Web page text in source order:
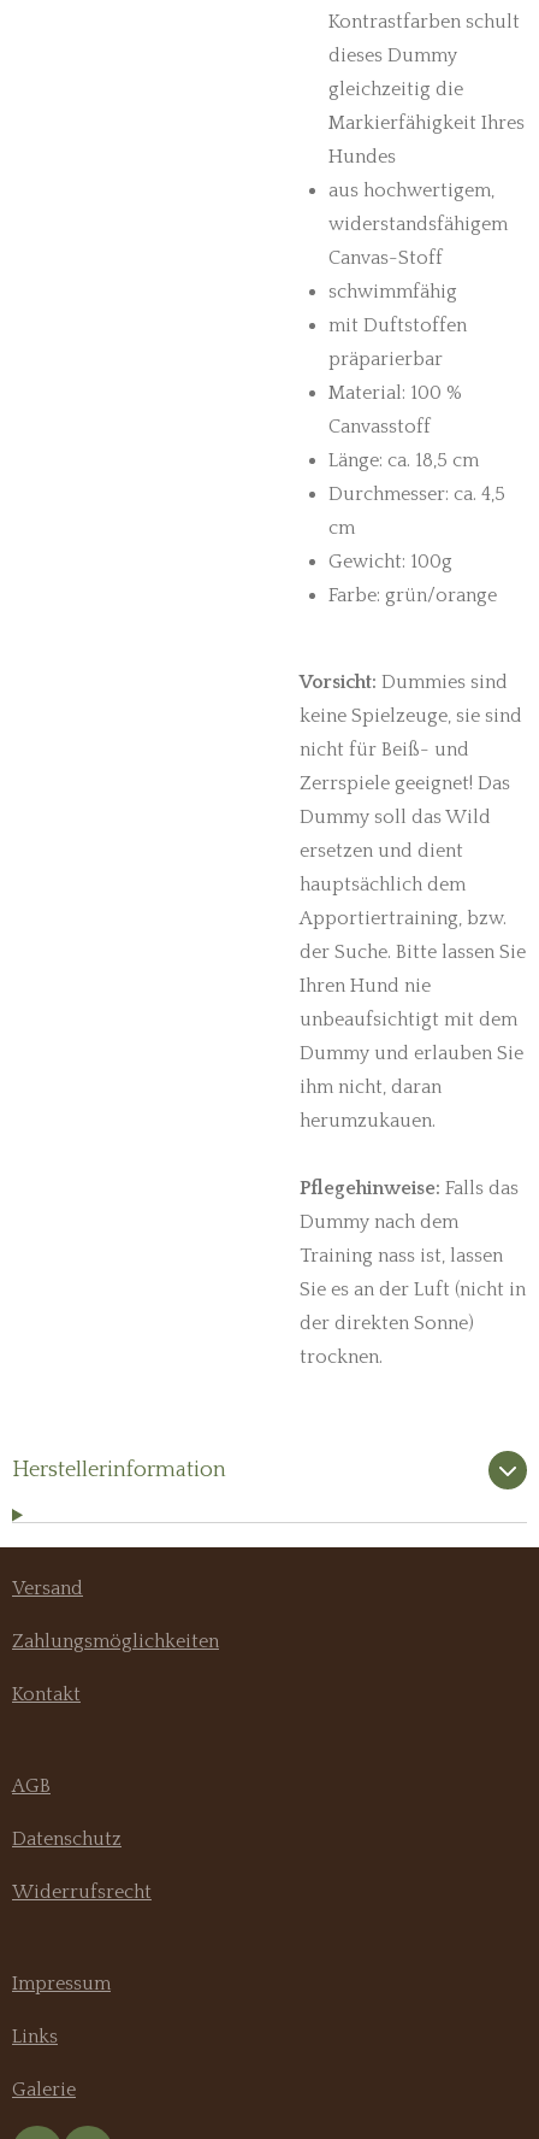
Kontrastfarben schult
dieses Dummy
gleichzeitig die
Markierfähigkeit Ihres
Hundes
aus hochwertigem,
widerstandsfähigem
Canvas-Stoff
schwimmfähig
mit Duftstoffen
präparierbar
Material: 100 %
Canvasstoff
Länge: ca. 18,5 cm
Durchmesser: ca. 4,5
cm
Gewicht: 100g
Farbe: grün/orange
Vorsicht: Dummies sind
keine Spielzeuge, sie sind
nicht für Beiß- und
Zerrspiele geeignet! Das
Dummy soll das Wild
ersetzen und dient
hauptsächlich dem
Apportiertraining, bzw.
der Suche. Bitte lassen Sie
Ihren Hund nie
unbeaufsichtigt mit dem
Dummy und erlauben Sie
ihm nicht, daran
herumzukauen.
Pflegehinweise: Falls das
Dummy nach dem
Training nass ist, lassen
Sie es an der Luft (nicht in
der direkten Sonne)
trocknen.
Herstellerinformation
Versand
Zahlungsmöglichkeiten
Kontakt
AGB
Datenschutz
Widerrufsrecht
Impressum
Links
Galerie